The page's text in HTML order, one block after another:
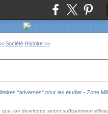
Société Histoire >>
l'on developpe seront suffisamment